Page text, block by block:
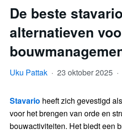
De beste stavario
alternatieven
Uku Pattak · 23 oktober 2025 ·
Stavario heeft zich gevestigd
voor het brengen van orde en
bouwactiviteiten. Het biedt een